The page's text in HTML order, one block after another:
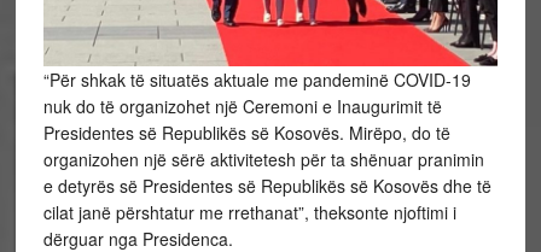
“Për shkak të situatës aktuale me pandeminë COVID-19
nuk do të organizohet një Ceremoni e Inaugurimit të
Presidentes së Republikës së Kosovës. Mirëpo, do të
organizohen një sërë aktivitetesh për ta shënuar pranimin
e detyrës së Presidentes së Republikës së Kosovës dhe të
cilat janë përshtatur me rrethanat”, theksonte njoftimi i
dërguar nga Presidenca.